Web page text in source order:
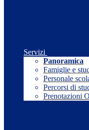
Servizi
Panoramica
Famiglie e
Personale
Percorsi di
Prenotazioni